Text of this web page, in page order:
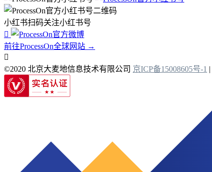
小红书扫码关注小红书号

前往ProcessOn全球网站 →

©2020 北京大麦地信息技术有限公司 京ICP备15008605号-1 |